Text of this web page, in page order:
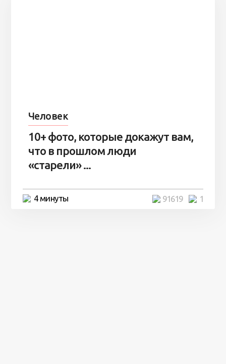
Человек
10+ фото, которые докажут вам,
что в прошлом люди
«старели» ...
4 минуты 1
91619